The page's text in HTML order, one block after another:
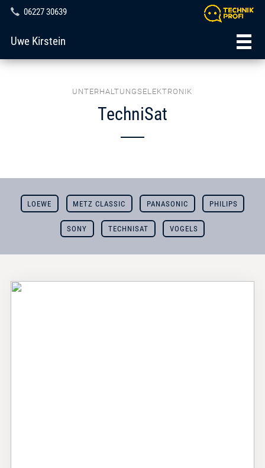
06227 30639
Uwe Kirstein
UNTERHALTUNGSELEKTRONIK
TechniSat
LOEWE METZ CLASSIC PANASONIC PHILIPS
SONY TECHNISAT VOGELS